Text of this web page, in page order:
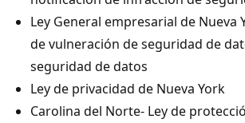
Ley General empresarial de Nueva
de vulneración de seguridad de
seguridad de datos
Ley de privacidad de Nueva York
Carolina del Norte- Ley de